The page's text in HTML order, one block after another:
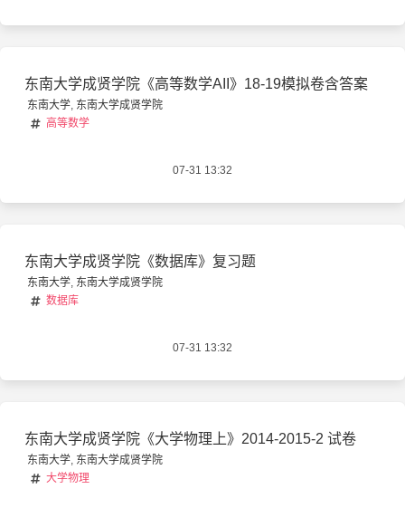
东南大学成贤学院《高等数学AII》18-19模拟卷含答案
东南大学 东南大学成贤学院
高等数学
07-31 13:32
东南大学成贤学院《数据库》复习题
东南大学 东南大学成贤学院
数据库
07-31 13:32
东南大学成贤学院《大学物理上》2014-2015-2 试卷
东南大学 东南大学成贤学院
大学物理